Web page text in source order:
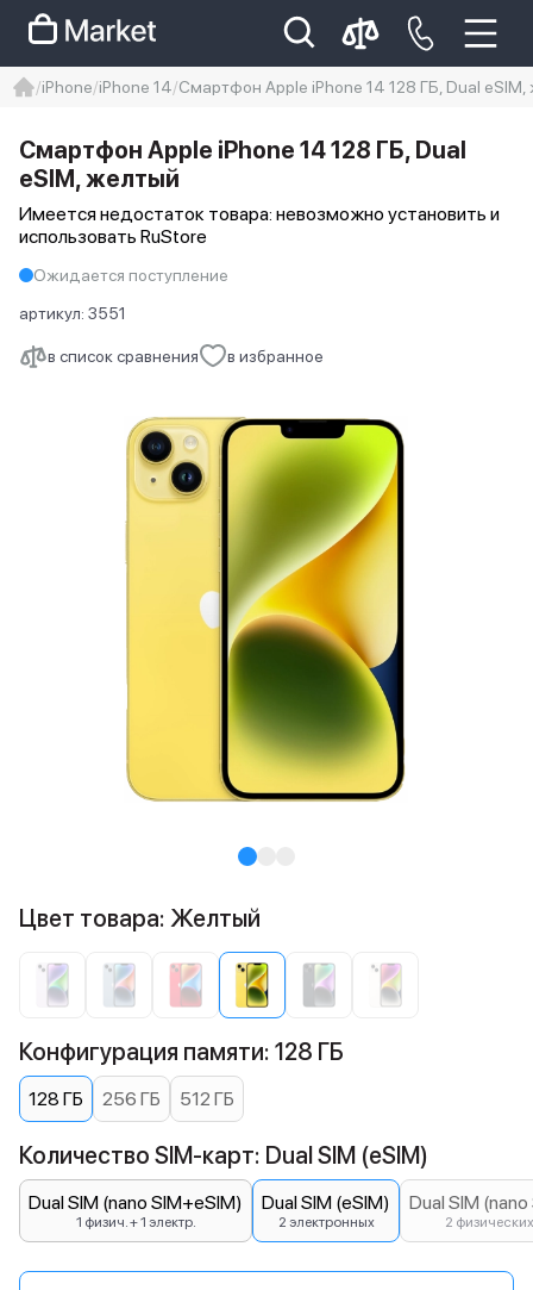
Iphone 14 pro max
айфон 14
iPhone iPhone 14 Смартфон Apple iPhone 14 128 ГБ, Dual еSIM,
в список сравнения в избранное
Смартфон Apple iPhone 14 128 ГБ, Dual
еSIM, желтый
Имеется недостаток товара: невозможно установить и
использовать RuStore
Ожидается поступление
артикул: 3551
Цвет товара: Желтый
Конфигурация памяти: 128 ГБ
128 ГБ 256 ГБ 512 ГБ
Количество SIM-карт: Dual SIM (eSIM)
Dual SIM (nano SIM+eSIM)
1 физич. + 1 электр.
Dual SIM (eSIM)
2 электронных
Dual SIM
2 физических